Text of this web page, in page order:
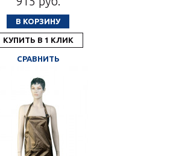
В КОРЗИНУ
КУПИТЬ В 1 КЛИК
СРАВНИТЬ